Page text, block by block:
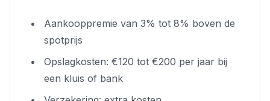
Aankooppremie van 3% tot 8% boven de
spotprijs
Opslagkosten: €120 tot €200 per jaar bij
een kluis of bank